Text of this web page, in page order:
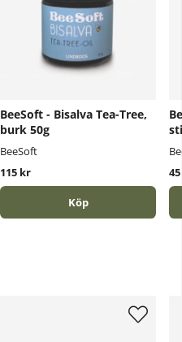
BeeSoft - Bisalva Tea-Tree,
burk 50g
BeeSoft
115 kr
Köp